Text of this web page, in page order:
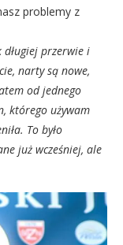
problemy z
długiej przerwie i
narty są nowe,
od jednego
którego używam
To było
już wcześniej, ale